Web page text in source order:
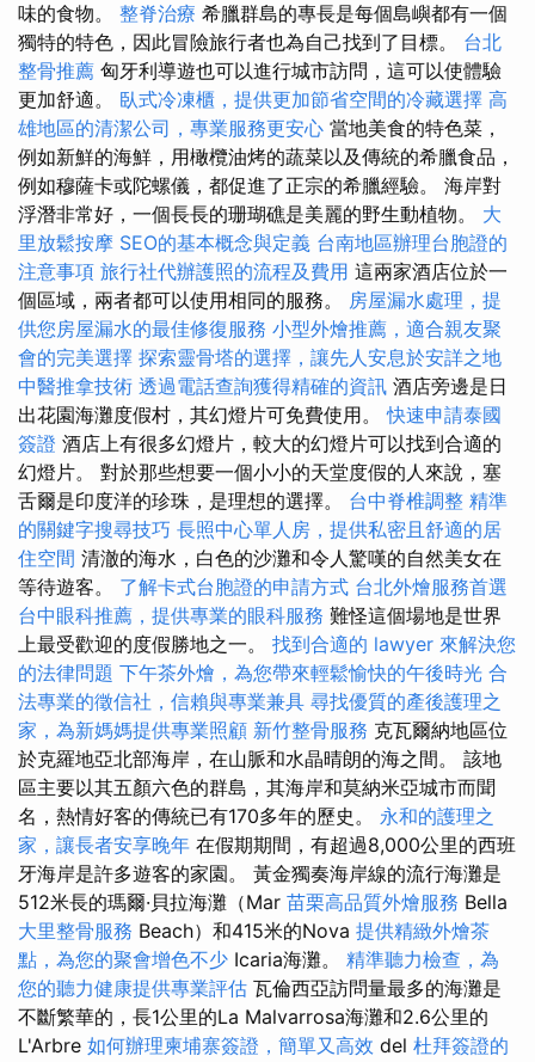
味的食物。 整脊治療 希臘群島的專長是每個島嶼都有一個
獨特的特色，因此冒險旅行者也為自己找到了目標。 台北
整骨推薦 匈牙利導遊也可以進行城市訪問，這可以使體驗
更加舒適。 臥式冷凍櫃，提供更加節省空間的冷藏選擇 高
雄地區的清潔公司，專業服務更安心 當地美食的特色菜，
例如新鮮的海鮮，用橄欖油烤的蔬菜以及傳統的希臘食品，
例如穆薩卡或陀螺儀，都促進了正宗的希臘經驗。 海岸對
浮潛非常好，一個長長的珊瑚礁是美麗的野生動植物。 大
里放鬆按摩 SEO的基本概念與定義 台南地區辦理台胞證的
注意事項 旅行社代辦護照的流程及費用 這兩家酒店位於一
個區域，兩者都可以使用相同的服務。 房屋漏水處理，提
供您房屋漏水的最佳修復服務 小型外燴推薦，適合親友聚
會的完美選擇 探索靈骨塔的選擇，讓先人安息於安詳之地
中醫推拿技術 透過電話查詢獲得精確的資訊 酒店旁邊是日
出花園海灘度假村，其幻燈片可免費使用。快速申請泰國
簽證 酒店上有很多幻燈片，較大的幻燈片可以找到合適的
幻燈片。 對於那些想要一個小小的天堂度假的人來說，塞
舌爾是印度洋的珍珠，是理想的選擇。 台中脊椎調整 精準
的關鍵字搜尋技巧 長照中心單人房，提供私密且舒適的居
住空間 清澈的海水，白色的沙灘和令人驚嘆的自然美女在
等待遊客。 了解卡式台胞證的申請方式 台北外燴服務首選
台中眼科推薦，提供專業的眼科服務 難怪這個場地是世界
上最受歡迎的度假勝地之一。 找到合適的 lawyer 來解決您
的法律問題 下午茶外燴，為您帶來輕鬆愉快的午後時光 合
法專業的徵信社，信賴與專業兼具 尋找優質的產後護理之
家，為新媽媽提供專業照顧 新竹整骨服務 克瓦爾納地區位
於克羅地亞北部海岸，在山脈和水晶晴朗的海之間。 該地
區主要以其五顏六色的群島，其海岸和莫納米亞城市而聞
名，熱情好客的傳統已有170多年的歷史。 永和的護理之
家，讓長者安享晚年 在假期期間，有超過8,000公里的西班
牙海岸是許多遊客的家園。 黃金獨奏海岸線的流行海灘是
512米長的瑪爾·貝拉海灘（Mar 苗栗高品質外燴服務 Bella
大里整骨服務 Beach）和415米的Nova 提供精緻外燴茶
點，為您的聚會增色不少 Icaria海灘。 精準聽力檢查，為
您的聽力健康提供專業評估 瓦倫西亞訪問量最多的海灘是
不斷繁華的，長1公里的La Malvarrosa海灘和2.6公里的
L'Arbre 如何辦理柬埔寨簽證，簡單又高效 del 杜拜簽證的